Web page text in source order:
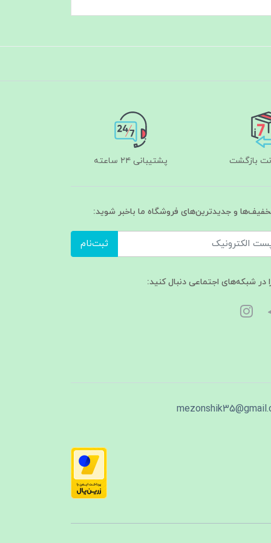
پشتیبانی ۲۴ ساعته
و جدیدترین‌های فروشگاه ما باخبر شوید:
ثبت‌نام
در شبکه‌های اجتماعی دنبال کنید: